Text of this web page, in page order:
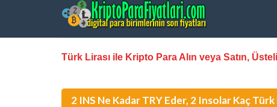
Türk Lirası ile Kripto Para Alın veya Satın,
2 INS Ne Kadar TRY Eder, 2 Insolar Kaç